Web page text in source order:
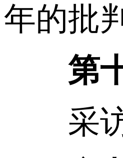
年的批
第
采访/